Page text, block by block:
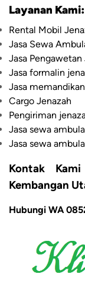
Layanan Kami:
Rental Mobil
Jasa Sewa
Jasa Pengawetan
Jasa formalin
Jasa
Cargo Jenazah
Pengiriman
Jasa sewa
Jasa sewa
Kontak
Kembangan
Hubungi WA